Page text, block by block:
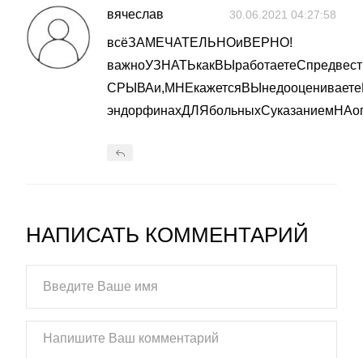
вячеслав 30.06.2021 04:27:58
всёЗАМЕЧАТЕЛЬНОиВЕРНО!
НАПИСАТЬ КОММЕНТАРИЙ